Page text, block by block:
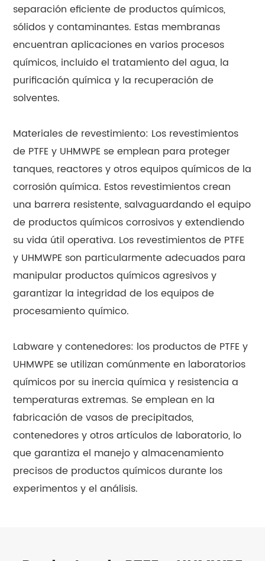
separación eficiente de productos químicos,
sólidos y contaminantes. Estas membranas
encuentran aplicaciones en varios procesos
químicos, incluido el tratamiento del agua, la
purificación química y la recuperación de
solventes.
Materiales de revestimiento: Los revestimientos
de PTFE y UHMWPE se emplean para proteger
tanques, reactores y otros equipos químicos de la
corrosión química. Estos revestimientos crean
una barrera resistente, salvaguardando el equipo
de productos químicos corrosivos y extendiendo
su vida útil operativa. Los revestimientos de PTFE
y UHMWPE son particularmente adecuados para
manipular productos químicos agresivos y
garantizar la integridad de los equipos de
procesamiento químico.
Labware y contenedores: los productos de PTFE y
UHMWPE se utilizan comúnmente en laboratorios
químicos por su inercia química y resistencia a
temperaturas extremas. Se emplean en la
fabricación de vasos de precipitados,
contenedores y otros artículos de laboratorio, lo
que garantiza el manejo y almacenamiento
precisos de productos químicos durante los
experimentos y el análisis.